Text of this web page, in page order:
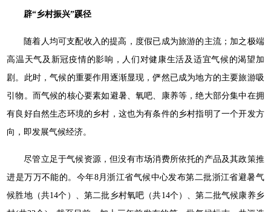
辟“乡村振兴”蹊径
随着人均可支配收入的提高，度假已成为旅游的主流；加之极端
高温天气及新冠疫情的影响，人们对健康生活及适宜气候的渴望加
剧。此时，气候的重要作用逐渐显现，俨然已成为地方的主要旅游吸
引物。而气候的核心要素如避暑、氧吧、康养等，绝大部分集中在拥
有良好自然生态环境的乡村，这也为有条件的乡村指明了一个开发方
向，即发展气候经济。
尽管立足于气候资源，但没有市场消费所依托的产品及其政策推
进是万万不能的。今年8月浙江省气候中心发布第二批浙江省避暑气
候胜地（共14个）、第二批乡村氧吧（共14个）、第二批气候康养乡